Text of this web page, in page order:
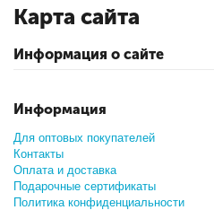
Карта сайта
Информация о сайте
Информация
Для оптовых покупателей
Контакты
Оплата и доставка
Подарочные сертификаты
Политика конфиденциальности